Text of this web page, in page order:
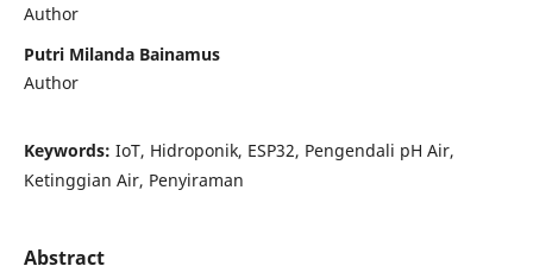
Author
Putri Milanda Bainamus
Author
Keywords: IoT, Hidroponik, ESP32, Pengendali pH Air,
Ketinggian Air, Penyiraman
Abstract